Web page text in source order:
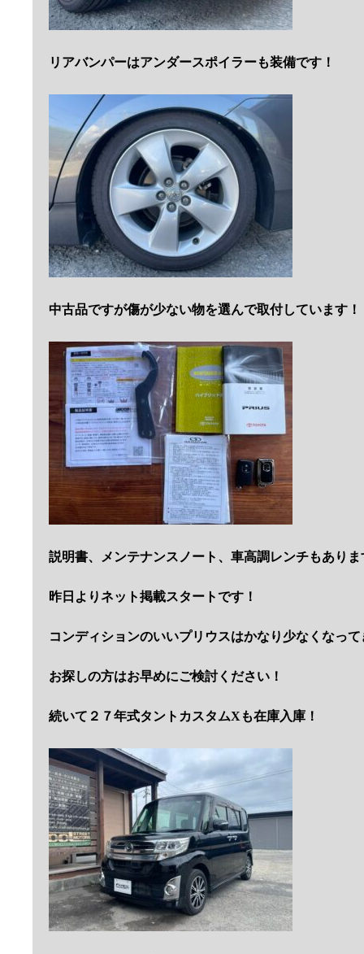
リアバンパーはアンダースポイラーも装備です！
中古品ですが傷が少ない物を選んで取付しています！
説明書、メンテナンスノート、車高調レンチもありま
昨日よりネット掲載スタートです！
コンディションのいいプリウスはかなり少なくなっ
お探しの方はお早めにご検討ください！
続いて２７年式タントカスタムXも在庫入庫！